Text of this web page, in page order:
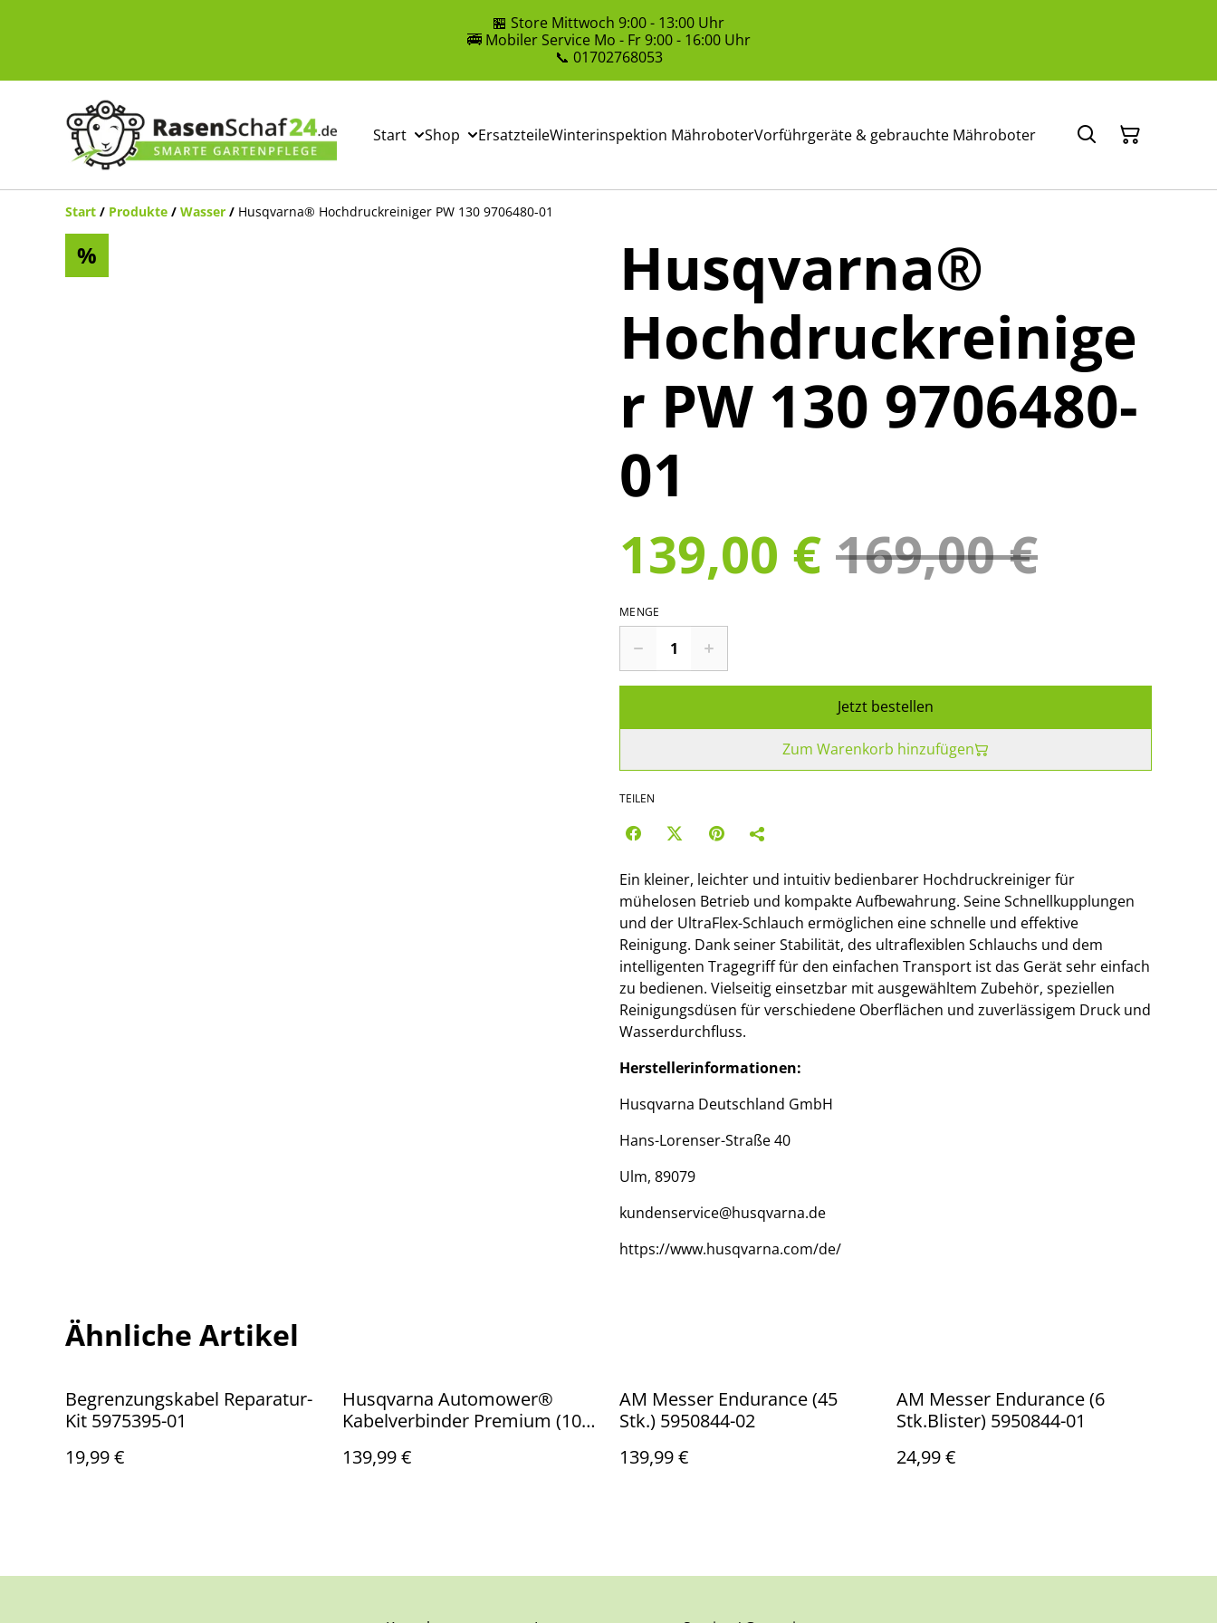
🏪 Store Mittwoch 9:00 - 13:00 Uhr
🚎 Mobiler Service Mo - Fr 9:00 - 16:00 Uhr
📞 01702768053
Start Shop ErsatzteileWinterinspektion MähroboterVorführgeräte & gebrauchte Mähroboter
Start / Produkte / Wasser / Husqvarna® Hochdruckreiniger PW 130 9706480-01
%
Husqvarna®
Hochdruckreinige
r PW 130 9706480-
01
139,00 € 169,00 €
MENGE
Jetzt bestellen
Zum Warenkorb hinzufügen
TEILEN
Ein kleiner, leichter und intuitiv bedienbarer Hochdruckreiniger für
mühelosen Betrieb und kompakte Aufbewahrung. Seine Schnellkupplungen
und der UltraFlex-Schlauch ermöglichen eine schnelle und effektive
Reinigung. Dank seiner Stabilität, des ultraflexiblen Schlauchs und dem
intelligenten Tragegriff für den einfachen Transport ist das Gerät sehr einfach
zu bedienen. Vielseitig einsetzbar mit ausgewähltem Zubehör, speziellen
Reinigungsdüsen für verschiedene Oberflächen und zuverlässigem Druck und
Wasserdurchfluss.
Herstellerinformationen:
Husqvarna Deutschland GmbH
Hans-Lorenser-Straße 40
Ulm, 89079
kundenservice@husqvarna.de
https://www.husqvarna.com/de/
Ähnliche Artikel
Begrenzungskabel Reparatur-
Kit 5975395-01
19,99 €
Husqvarna Automower®
Kabelverbinder Premium (100
139,99 €
AM Messer Endurance (45
Stk.) 5950844-02
139,99 €
AM Messer Endurance (6
Stk.Blister) 5950844-01
24,99 €